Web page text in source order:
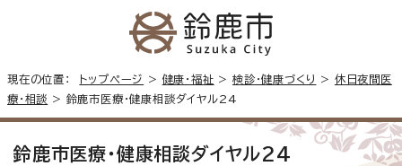
現在の位置： トップページ > 健康・福祉 >検診・健康づくり > 休日夜間医
療・相談 > 鈴鹿市医療・健康相談ダイヤル24
鈴鹿市医療・健康相談ダイヤル24